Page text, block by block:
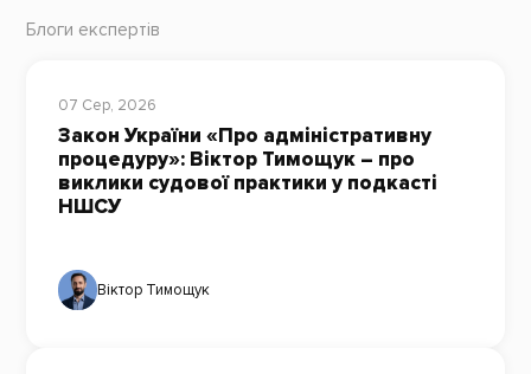
Блоги експертів
07 Сер, 2026
Закон України «Про адміністративну
процедуру»: Віктор Тимощук – про
виклики судової практики у подкасті
НШСУ
Віктор Тимощук